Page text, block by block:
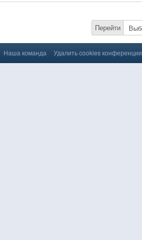
Перейти
Наша команда Удалить cookies конференции